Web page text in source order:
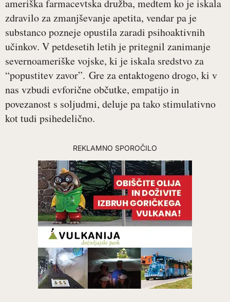
ameriška farmacevtska družba, medtem ko je iskala
zdravilo za zmanjševanje apetita, vendar pa je
substanco pozneje opustila zaradi psihoaktivnih
učinkov. V petdesetih letih je pritegnil zanimanje
severnoameriške vojske, ki je iskala sredstvo za
“popustitev zavor”. Gre za entaktogeno drogo, ki v
nas vzbudi evforične občutke, empatijo in
povezanost s soljudmi, deluje pa tako stimulativno
kot tudi psihedelično.
REKLAMNO SPOROČILO